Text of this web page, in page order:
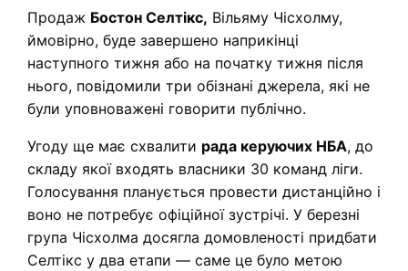
Продаж Бостон Селтікс, Вільяму Чісхолму,
ймовірно, буде завершено наприкінці
наступного тижня або на початку тижня після
нього, повідомили три обізнані джерела, які не
були уповноважені говорити публічно.
Угоду ще має схвалити рада керуючих НБА, до
складу якої входять власники 30 команд ліги.
Голосування планується провести дистанційно і
воно не потребує офіційної зустрічі. У березні
група Чісхолма досягла домовленості придбати
Селтікс у два етапи — саме це було метою